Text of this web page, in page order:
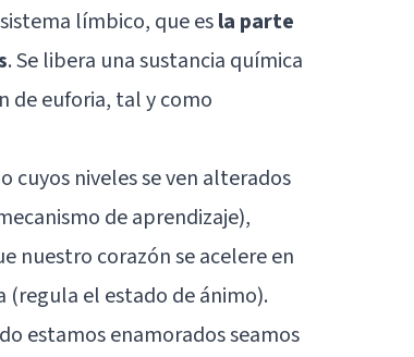
sistema límbico, que esla parte
. Se libera una sustancia química
de euforia, tal y como
cuyos niveles se ven alterados
de aprendizaje),
nuestro corazón se acelere en
(regula el estado de ánimo).
estamos enamorados seamos